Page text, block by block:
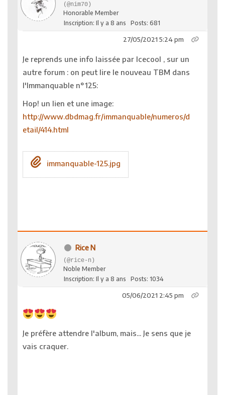
(@nim70)
Honorable Member
Inscription: Il y a 8 ans
Posts: 681
27/05/2021 5:24 pm
Je reprends une info laissée par Icecool , sur un
autre forum : on peut lire le nouveau TBM dans
l'Immanquable n°125:
Hop! un lien et une image:
http://www.dbdmag.fr/immanquable/numeros/d
etail/414.html
immanquable-125.jpg
Rice N
(@rice-n)
Noble Member
Inscription: Il y a 8 ans
Posts: 1034
05/06/2021 2:45 pm
Je préfère attendre l'album, mais... Je sens que je
vais craquer.